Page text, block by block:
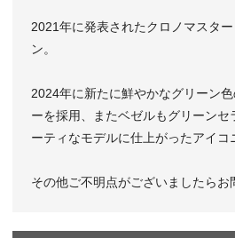
2021年に発表されたクロノマスタ
ン。
2024年に新たに鮮やかなグリーン
ーを採用、またベゼルもグリーンセ
ーティなモデルに仕上がったアイコ
その他ご不明点がございましたらお